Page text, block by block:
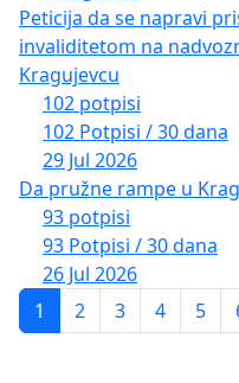
Peticija da se napravi
invaliditetom na
Kragujevcu
102 potpisi
102 Potpisi / 30 dana
29 Jul 2026
Da pružne rampe u
93 potpisi
93 Potpisi / 30 dana
26 Jul 2026
1
2 3 4 5